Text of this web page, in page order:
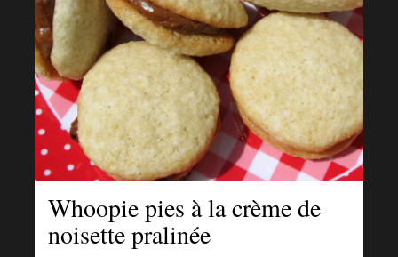
Whoopie pies à la crème de
noisette pralinée